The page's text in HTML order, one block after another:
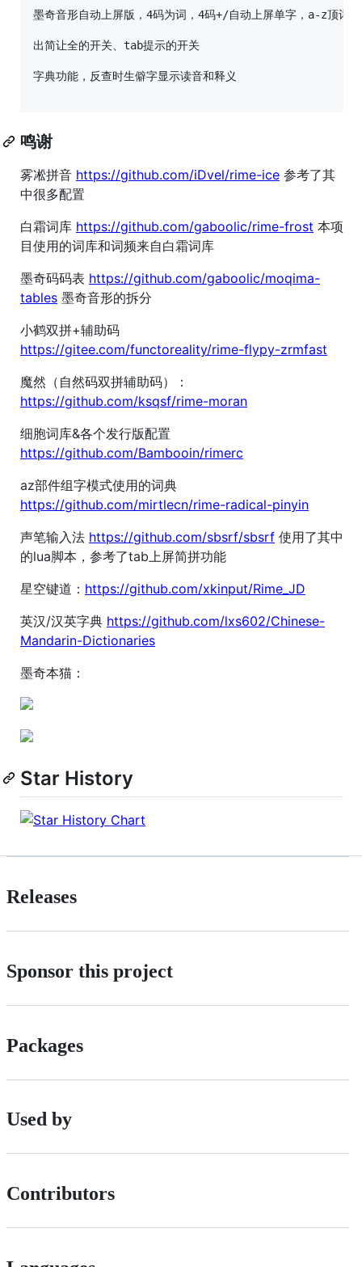
墨奇音形自动上屏版，4码为词，4码+/自动上屏单字，a-z顶词
出简让全的开关、tab提示的开关
字典功能，反查时生僻字显示读音和释义
鸣谢
雾凇拼音 https://github.com/iDvel/rime-ice 参考了其
中很多配置
白霜词库 https://github.com/gaboolic/rime-frost 本项
目使用的词库和词频来自白霜词库
墨奇码码表 https://github.com/gaboolic/moqima-
tables 墨奇音形的拆分
小鹤双拼+辅助码
https://gitee.com/functoreality/rime-flypy-zrmfast
魔然（自然码双拼辅助码）：
https://github.com/ksqsf/rime-moran
细胞词库&各个发行版配置
https://github.com/Bambooin/rimerc
az部件组字模式使用的词典
https://github.com/mirtlecn/rime-radical-pinyin
声笔输入法 https://github.com/sbsrf/sbsrf 使用了其中
的lua脚本，参考了tab上屏简拼功能
星空键道： https://github.com/xkinput/Rime_JD
英汉/汉英字典 https://github.com/lxs602/Chinese-
Mandarin-Dictionaries
墨奇本猫：
Star History
Releases
Sponsor this project
Packages
Used by
Contributors